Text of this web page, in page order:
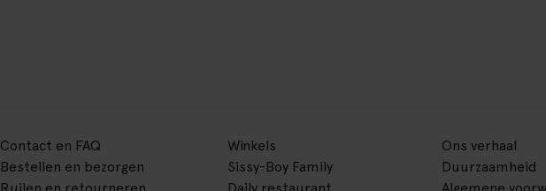
Contact en FAQ
Bestellen en bezorgen
Winkels
Sissy-Boy Family
Ons verhaal
Duurzaamheid